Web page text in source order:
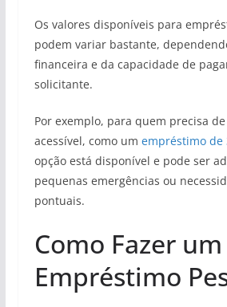
Os valores disponíveis para
podem variar bastante,
financeira e da capacidade de
solicitante.
Por exemplo, para quem precisa
acessível, como um empréstimo de
opção está disponível e pode ser
pequenas emergências ou
pontuais.
Como Fazer um
Empréstimo